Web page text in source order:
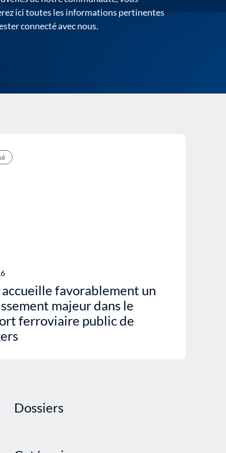
ici toutes les informations pertinentes
connecté avec nous.
favorablement un
majeur dans le
ferroviaire public de
Dossiers